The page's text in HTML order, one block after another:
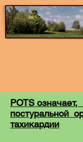
POTS
постуральной
тахикардии